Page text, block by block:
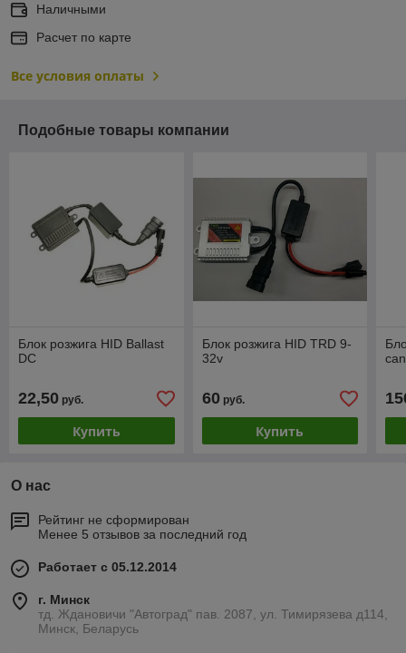
Наличными
Расчет по карте
Все условия оплаты
Подобные товары компании
Блок розжига HID Ballast
DC
22,50 руб.
Купить
Блок розжига HID TRD 9-
32v
60руб.
Купить
О нас
Рейтинг не сформирован
Менее 5 отзывов за последний год
Работает с 05.12.2014
г. Минск
тд. Ждановичи "Автоград" пав. 2087, ул. Тимирязева д114,
Минск, Беларусь